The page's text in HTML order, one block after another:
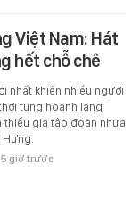
Việt Nam: Hát
hết chỗ chê
nhất khiến nhiều người
tung hoành làng
thiếu gia tập đoàn nhựa
Hưng.
5 giờ trước